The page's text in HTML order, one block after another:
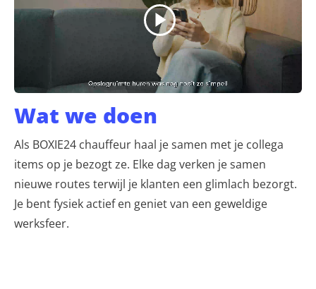
Wat we doen
Als BOXIE24 chauffeur haal je samen met je collega
items op je bezogt ze. Elke dag verken je samen
nieuwe routes terwijl je klanten een glimlach bezorgt.
Je bent fysiek actief en geniet van een geweldige
werksfeer.